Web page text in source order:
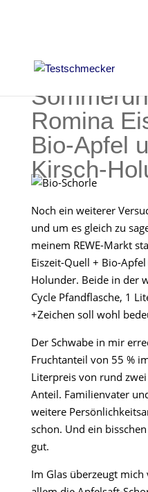
Romina
Bio-Apfel
Kirsch-
Noch ein weiterer
und um es gleich zu
meinem REWE-Markt
Eiszeit-Quell + Bio-
Holunder. Beide in der
Cycle Pfandflasche, 1
+Zeichen soll wohl
Der Schwabe in mir
Fruchtanteil von 55 %
Literpreis von rund
Anteil. Familienvater
weitere
schon. Und ein
gut.
Im Glas überzeugt mich